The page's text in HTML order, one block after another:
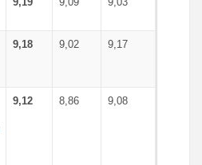
9,18 9,02 9,17
9,12 8,86 9,08